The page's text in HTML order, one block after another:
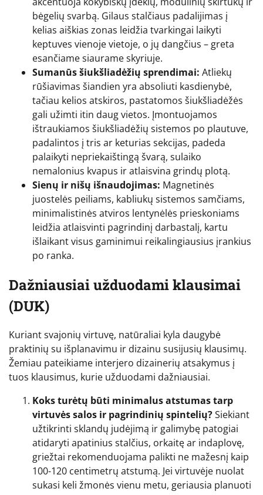
bėgelių svarbą. Gilaus stalčiaus padalijimas į
kelias aiškias zonas leidžia tvarkingai laikyti
keptuves vienoje vietoje, o jų dangčius – greta
esančiame siaurame skyriuje.
Sumanūs šiukšliadėžių sprendimai: Atliekų
rūšiavimas šiandien yra absoliuti kasdienybė,
tačiau kelios atskiros, pastatomos šiukšliadėžės
gali užimti itin daug vietos. Įmontuojamos
ištraukiamos šiukšliadėžių sistemos po plautuve,
padalintos į tris ar keturias sekcijas, padeda
palaikyti nepriekaištingą švarą, sulaiko
nemalonius kvapus ir atlaisvina grindų plotą.
Sienų ir nišų išnaudojimas: Magnetinės
juostelės peiliams, kabliukų sistemos samčiams,
minimalistinės atviros lentynėlės prieskoniams
leidžia atlaisvinti pagrindinį darbastalį, kartu
išlaikant visus gaminimui reikalingiausius įrankius
po ranka.
Dažniausiai užduodami klausimai
(DUK)
Kuriant svajonių virtuvę, natūraliai kyla daugybė
praktinių su išplanavimu ir dizainu susijusių klausimų.
Žemiau pateikiame interjero dizainerių atsakymus į
tuos klausimus, kurie užduodami dažniausiai.
Koks turėtų būti minimalus atstumas tarp
virtuvės salos ir pagrindinių spintelių?Siekiant
užtikrinti sklandų judėjimą ir galimybę patogiai
atidaryti apatinius stalčius, orkaitę ar indaplovę,
griežtai rekomenduojama palikti ne mažesnį kaip
100-120 centimetrų atstumą. Jei virtuvėje nuolat
sukasi keli žmonės vienu metu, geriausia planuoti